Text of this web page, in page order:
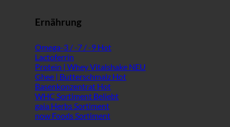
Ernährung
Omega-3 / -7 / -9
Lactoferrin
Protein | Whey Vitalshake
Ghee | Butterschmalz
Basenkonzentrat
WHC Sortiment
gaia Herbs Sortiment
now Foods Sortiment